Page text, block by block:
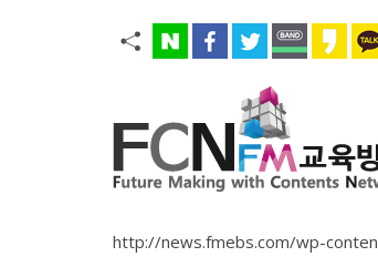
http://news.fmebs.com/wp-